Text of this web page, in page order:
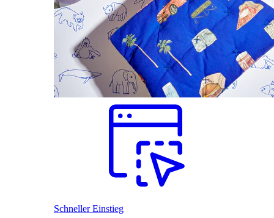
Schneller Einstieg